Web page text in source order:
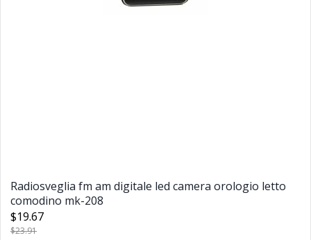
Radiosveglia fm am digitale led camera orologio letto
comodino mk-208
$19.67
$23.91